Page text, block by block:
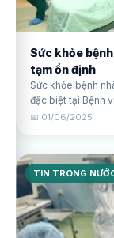
Sức khỏe
tạm ổn định
Sức khỏe bệnh
đặc biệt tại Bệnh
vẫn cần theo dõi
📅 01/06/2025
TIN TRONG